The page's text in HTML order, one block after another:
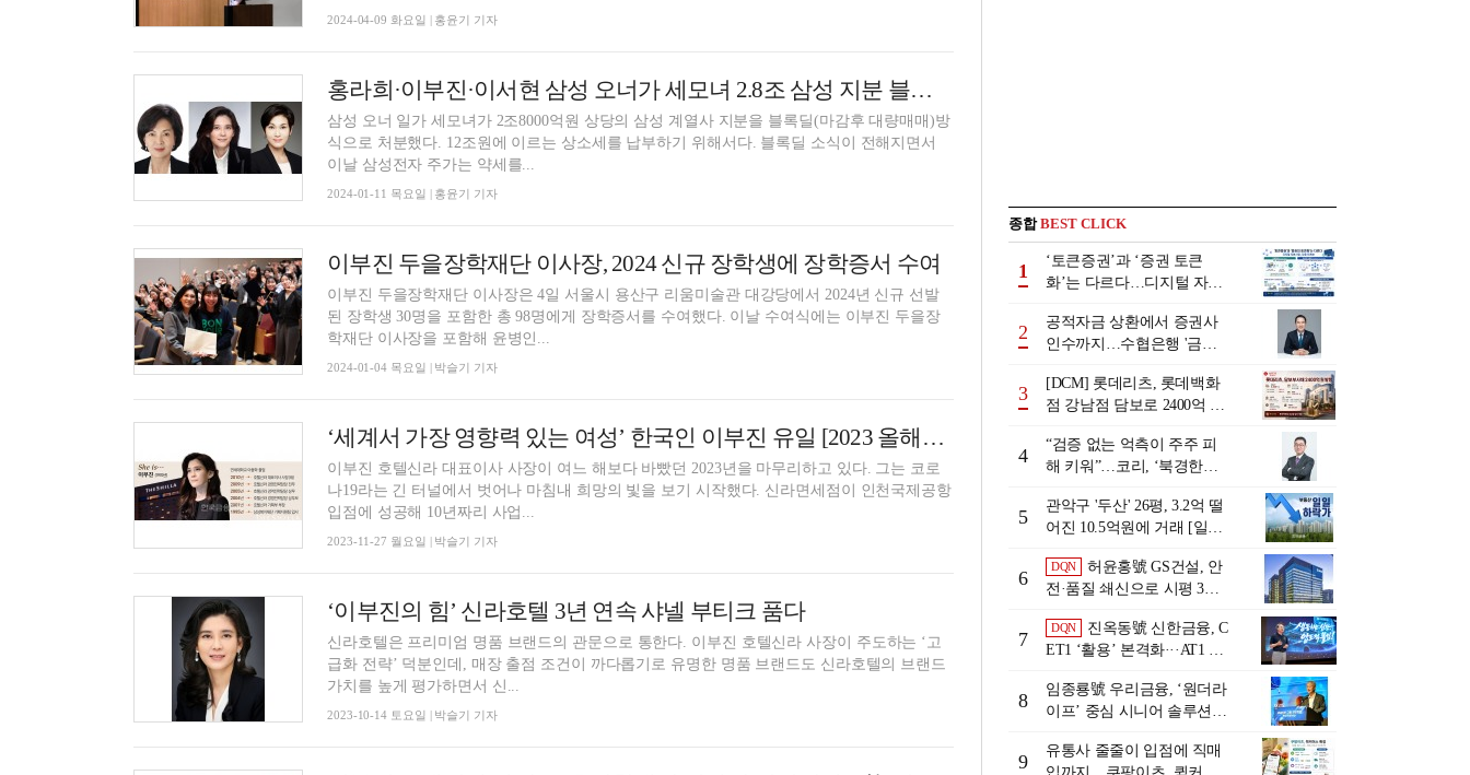
2024-04-09 화요일 | 홍윤기 기자
홍라희·이부진·이서현 삼성 오너가 세모녀 2.8조 삼성 지분 블록딜...삼전 주가 약세
삼성 오너 일가 세모녀가 2조8000억원 상당의 삼성 계열사 지분을 블록딜(마감후 대량매매)방
식으로 처분했다. 12조원에 이르는 상소세를 납부하기 위해서다. 블록딜 소식이 전해지면서
이날 삼성전자 주가는 약세를...
2024-01-11 목요일 | 홍윤기 기자
이부진 두을장학재단 이사장, 2024 신규 장학생에 장학증서 수여
이부진 두을장학재단 이사장은 4일 서울시 용산구 리움미술관 대강당에서 2024년 신규 선발
된 장학생 30명을 포함한 총 98명에게 장학증서를 수여했다. 이날 수여식에는 이부진 두을장
학재단 이사장을 포함해 윤병인...
2024-01-04 목요일 | 박슬기 기자
‘세계서 가장 영향력 있는 여성’ 한국인 이부진 유일 [2023 올해의 CEO]
이부진 호텔신라 대표이사 사장이 여느 해보다 바빴던 2023년을 마무리하고 있다. 그는 코로
나19라는 긴 터널에서 벗어나 마침내 희망의 빛을 보기 시작했다. 신라면세점이 인천국제공항
입점에 성공해 10년짜리 사업...
2023-11-27 월요일 | 박슬기 기자
‘이부진의 힘’ 신라호텔 3년 연속 샤넬 부티크 품다
신라호텔은 프리미엄 명품 브랜드의 관문으로 통한다. 이부진 호텔신라 사장이 주도하는 ‘고
급화 전략’ 덕분인데, 매장 출점 조건이 까다롭기로 유명한 명품 브랜드도 신라호텔의 브랜드
가치를 높게 평가하면서 신...
2023-10-14 토요일 | 박슬기 기자
종합BEST CLICK
1
‘토큰증권’과 ‘증권 토큰
화’는 다르다…디지털 자본
2
공적자금 상환에서 증권사
인수까지…수협은행 '금융
행 금융그룹의 꿈①]
3
[DCM] 롯데리츠, 롯데백화
점 강남점 담보로 2400억 조
4
“검증 없는 억측이 주주 피
해 키워”…코리, ‘북경한미
5
관악구 '두산' 26평, 3.2억 떨
어진 10.5억원에 거래 [일일
6
DQN
허윤홍號 GS건설, 안
전·품질 쇄신으로 시평 3위
7
DQN
진옥동號 신한금융, C
ET1 ‘활용’ 본격화···AT1 늘
view]
8
임종룡號 우리금융, ‘원더라
이프’ 중심 시니어 솔루션
[금융 시니어 비즈니스 돋보
9
유통사 줄줄이 입점에 직매